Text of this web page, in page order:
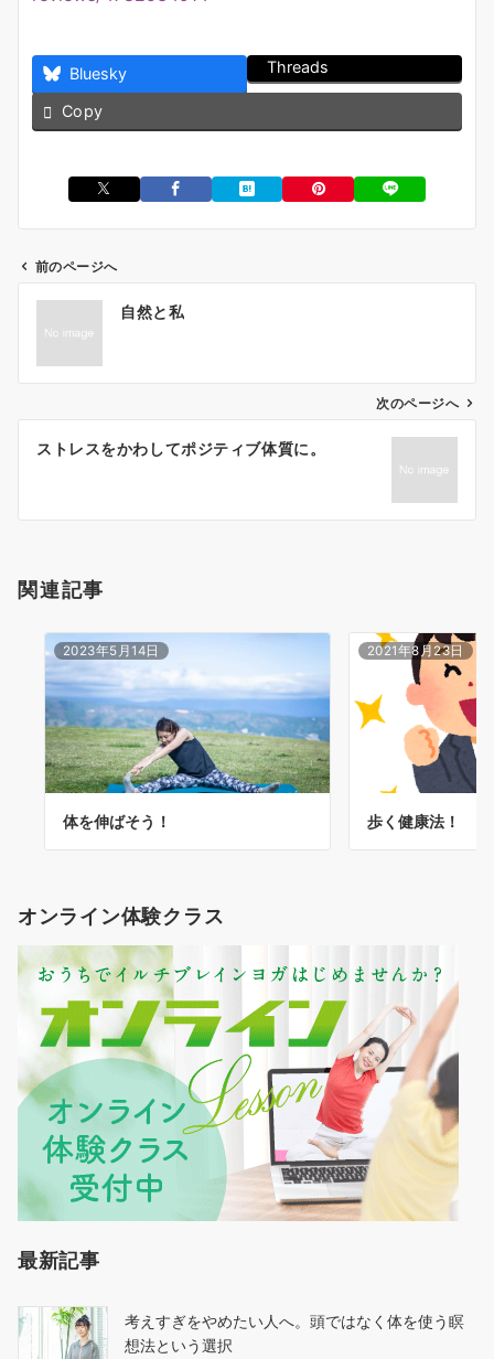
Bluesky Threads
Copy
ン
前のページへ
自然と私
次のページへ
ストレスをかわしてポジティブ体質に。
関連記事
2023年5月14日
体を伸ばそう！
2021年8月23日
歩く健康法！
オンライン体験クラス
最新記事
考えすぎをやめたい人へ。頭ではなく体を使う瞑
想法という選択